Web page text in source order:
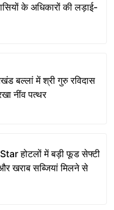
के अधिकारों की लड़ाई-
बल्लां में श्री गुरु रविदास
नींव पत्थर
होटलों में बड़ी फूड सेफ्टी
खराब सब्जियां मिलने से